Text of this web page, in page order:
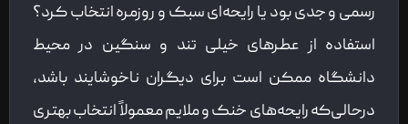
رسمی و جدی بود یا رایحه‌ای سبک و روزمره انتخاب کرد؟
استفاده از عطرهای خیلی تند و سنگین در محیط
دانشگاه ممکن است برای دیگران ناخوشایند باشد،
درحالی‌که رایحه‌های خنک و ملایم معمولاً انتخاب بهتری